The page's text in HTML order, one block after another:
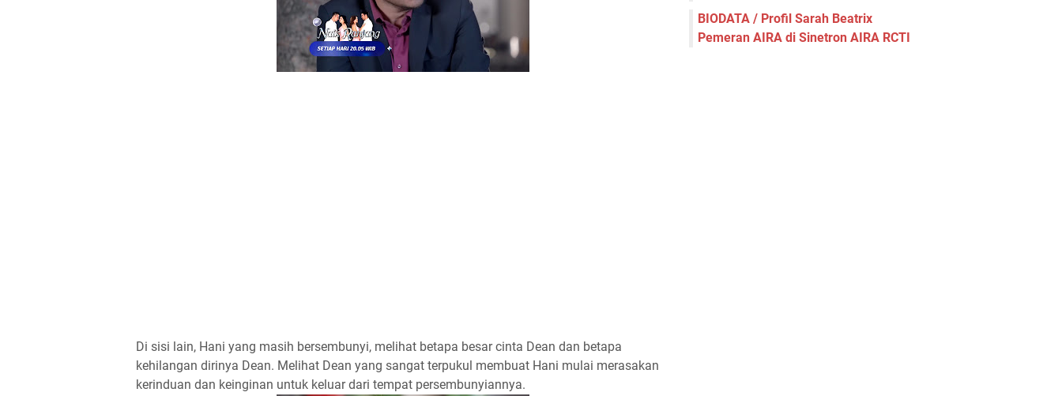
Di sisi lain, Hani yang masih bersembunyi, melihat betapa besar cinta Dean dan betapa
kehilangan dirinya Dean. Melihat Dean yang sangat terpukul membuat Hani mulai merasakan
kerinduan dan keinginan untuk keluar dari tempat persembunyiannya.
BIODATA / Profil Sarah Beatrix
Pemeran AIRA di Sinetron AIRA RCTI